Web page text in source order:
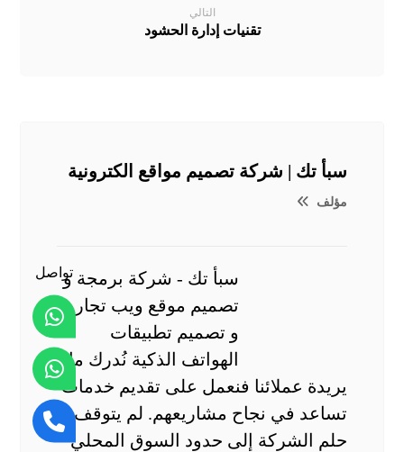
التالي
تقنيات إدارة الحشود
سبأ تك | شركة تصميم مواقع الكترونية
مؤلف
سبأ تك - شركة برمجة و
تصميم موقع ويب تجارية
و تصميم تطبيقات
الهواتف الذكية نُدرك ما
يريدة عملائنا فنعمل على تقديم خدمات
تساعد في نجاح مشاريعهم. لم يتوقف
حلم الشركة إلى حدود السوق المحلي
تواصل